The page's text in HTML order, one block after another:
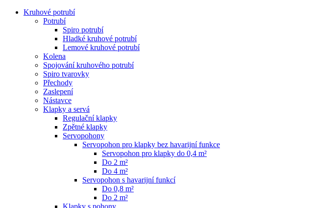
Kruhové potrubí
Potrubí
Spiro potrubí
Hladké kruhové potrubí
Lemové kruhové potrubí
Kolena
Spojování kruhového potrubí
Spiro tvarovky
Přechody
Zaslepení
Nástavce
Klapky a servá
Regulační klapky
Zpětné klapky
Servopohony
Servopohon pro klapky bez havarijní funkce
Servopohon pro klapky do 0,4 m²
Do 2 m²
Do 4 m²
Servopohon s havarijní funkcí
Do 0,8 m²
Do 2 m²
Klapky s pohony